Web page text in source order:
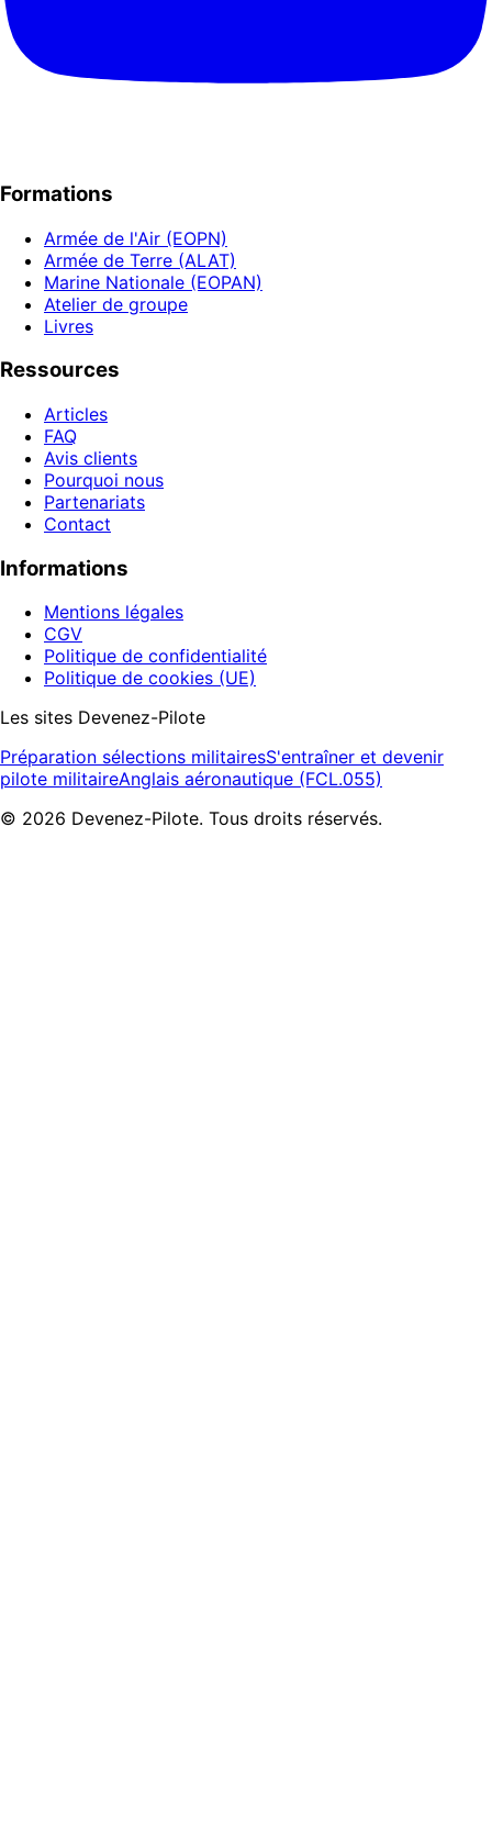
Formations
Armée de l'Air (EOPN)
Armée de Terre (ALAT)
Marine Nationale (EOPAN)
Atelier de groupe
Livres
Ressources
Articles
FAQ
Avis clients
Pourquoi nous
Partenariats
Contact
Informations
Mentions légales
CGV
Politique de confidentialité
Politique de cookies (UE)
Les sites Devenez-Pilote
Préparation sélections militairesS'entraîner et devenir
pilote militaireAnglais aéronautique (FCL.055)
© 2026 Devenez-Pilote. Tous droits réservés.